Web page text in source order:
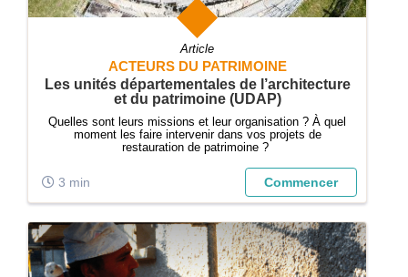
Article
ACTEURS DU PATRIMOINE
Les unités départementales de l’architecture
et du patrimoine (UDAP)
Quelles sont leurs missions et leur organisation ? À quel
moment les faire intervenir dans vos projets de
restauration de patrimoine ?
3 min Commencer